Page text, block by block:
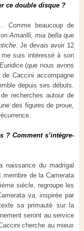
ce double disque ?
Comme beaucoup de
Amarilli, mia bellaque
. Je devais avoir 12
suis intéressé à son
(que nous avons
Caccini accompagne
depuis ses débuts.
recherches autour de
des figures de proue,
? Comment s’intègre-
naissance du madrigal
de la Camerata
siècle, regroupe les
va, inspirée par
sa primauté sur la
seront au service
cherche au mieux